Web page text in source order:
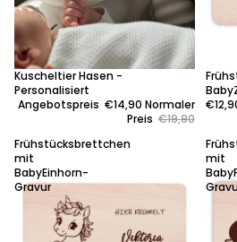
Sale
Kuscheltier Hasen -
Personalisiert
Angebotspreis €14,90 Normaler
Preis €19,90
Frühstücksbrettchen
mit
BabyEinhorn-
Gravur
mit